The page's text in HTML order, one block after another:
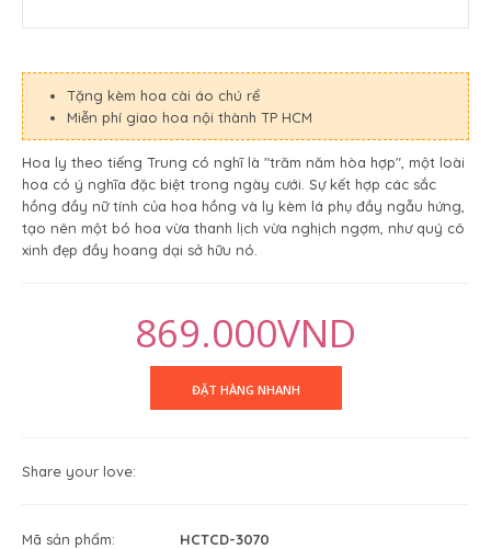
Tặng kèm hoa cài áo chú rể
Miễn phí giao hoa nội thành TP HCM
Hoa ly theo tiếng Trung có nghĩ là "trăm năm hòa hợp", một loài
hoa có ý nghĩa đặc biệt trong ngày cưới. Sự kết hợp các sắc
hồng đầy nữ tính của hoa hồng và ly kèm lá phụ đầy ngẫu hứng,
tạo nên một bó hoa vừa thanh lịch vừa nghịch ngợm, như quý cô
xinh đẹp đầy hoang dại sở hữu nó.
869.000VND
Share your love:
Mã sản phẩm: HCTCD-3070